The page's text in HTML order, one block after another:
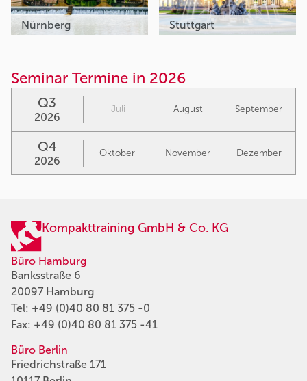
Nürnberg Stuttgart
Seminar Termine in 2026
Q3
2026
Juli August September
Q4
2026
Oktober November Dezember
Kompakttraining GmbH & Co. KG
Büro Hamburg
Banksstraße 6
20097 Hamburg
Tel: +49 (0)40 80 81 375 -0
Fax: +49 (0)40 80 81 375 -41
Büro Berlin
Friedrichstraße 171